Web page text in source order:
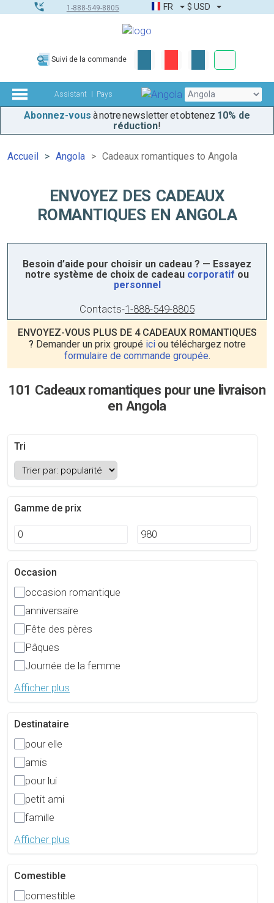
1-888-549-8805 FR $ USD
Suivi de la commande
Assistant Pays
Abonnez-vous à notre newsletter et obtenez 10% de
réduction!
Accueil Angola Cadeaux romantiques to Angola
ENVOYEZ DES CADEAUX
ROMANTIQUES EN ANGOLA
Besoin d’aide pour choisir un cadeau ? — Essayez
notre système de choix de cadeau corporatif ou
personnel
Contacts-1-888-549-8805
ENVOYEZ-VOUS PLUS DE 4 CADEAUX ROMANTIQUES
? Demander un prix groupé iciou téléchargez notre
formulaire de commande groupée.
101 Cadeaux romantiques pour une livraison
en Angola
Tri
Gamme de prix
Occasion
occasion romantique
anniversaire
Fête des pères
Pâques
Journée de la femme
Afficher plus
Destinataire
pour elle
amis
pour lui
petit ami
famille
Afficher plus
Comestible
comestible